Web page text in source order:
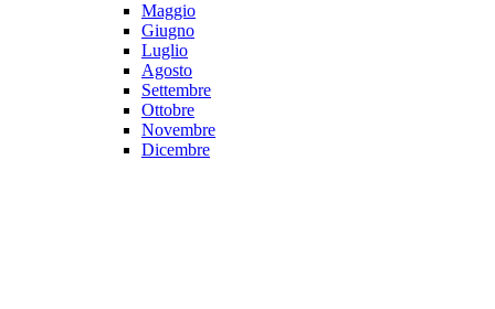
Maggio
Giugno
Luglio
Agosto
Settembre
Ottobre
Novembre
Dicembre